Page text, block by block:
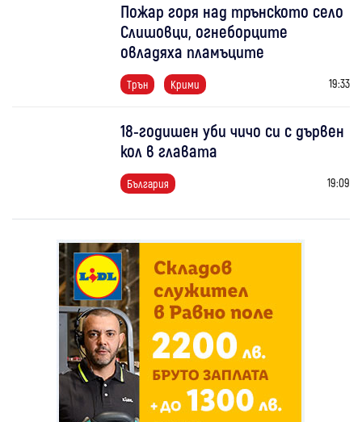
Пожар горя над трънското село
Слишовци, огнеборците
овладяха пламъците
Трън Крими 19:33
18-годишен уби чичо си с дървен
кол в главата
България 19:09